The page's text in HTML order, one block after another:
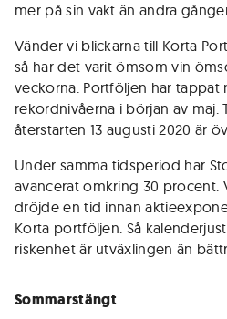
mer på sin vakt än andra
Vänder vi blickarna till Korta
så har det varit ömsom vin
veckorna. Portföljen har tappat
rekordnivåerna i början av maj.
återstarten 13 augusti 2020 är
Under samma tidsperiod har
avancerat omkring 30 procent.
dröjde en tid innan
Korta portföljen. Så
riskenhet är utväxlingen än
Sommarstängt